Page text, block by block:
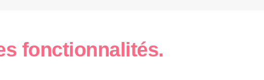
fonctionnalités.